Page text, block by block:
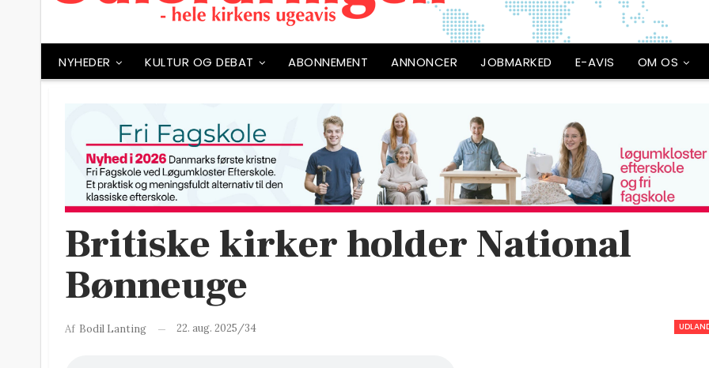
NYHEDER KULTUR OG DEBAT ABONNEMENT ANNONCER JOBMARKED E-AVIS OM OS
Britiske kirker holder National
Bønneuge
Af Bodil Lanting 22. aug. 2025/34